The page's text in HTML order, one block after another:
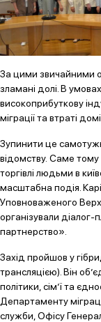
За цими звичайними
зламані долі. В
високоприбуткову
міграції та втраті
Зупинити це
відомству. Саме тому
торгівлі людьми в
масштабна подія.
Уповноваженого
організували
партнерство».
Захід пройшов у
трансляцією). Він
політики, сім’ї та
Департаменту
служби, Офісу